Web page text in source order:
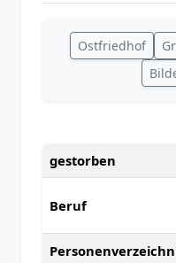
Ostfriedhof
gestorben
Beruf